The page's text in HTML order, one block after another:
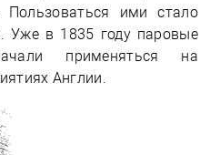
Пользоваться ими стало
Уже в 1835 году паровые
применяться на
Англии.